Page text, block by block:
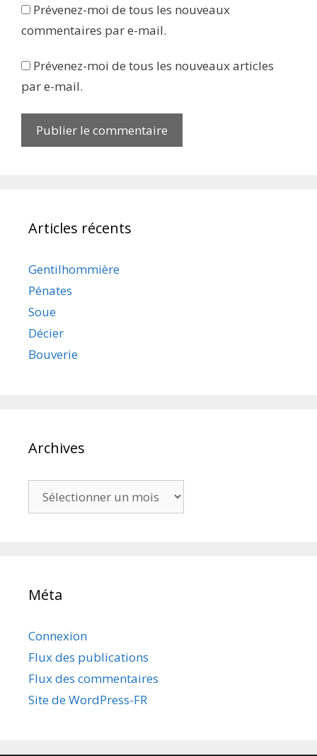
Prévenez-moi de tous les nouveaux
commentaires par e-mail.
Prévenez-moi de tous les nouveaux articles
par e-mail.
Articles récents
Gentilhommière
Pénates
Soue
Décier
Bouverie
Archives
Méta
Connexion
Flux des publications
Flux des commentaires
Site de WordPress-FR